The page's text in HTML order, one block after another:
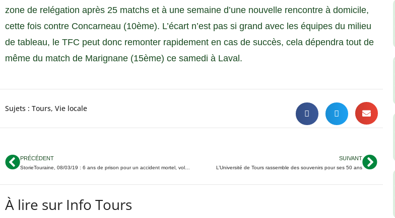
zone de relégation après 25 matchs et à une semaine d’une nouvelle rencontre à domicile,
cette fois contre Concarneau (10ème). L’écart n’est pas si grand avec les équipes du milieu
de tableau, le TFC peut donc remonter rapidement en cas de succès, cela dépendra tout de
même du match de Marignane (15ème) ce samedi à Laval.
Sujets : Tours, Vie locale
PRÉCÉDENT SUIVANT
L’Université de Tours rassemble des souvenirs pour ses 50 ans
À lire sur Info Tours